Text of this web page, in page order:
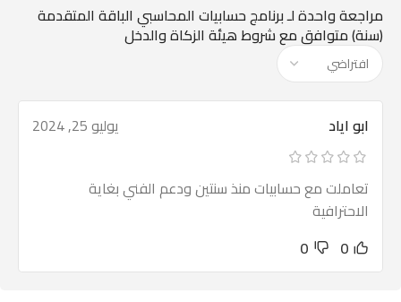
مراجعة واحدة لـبرنامج حسابيات المحاسبي الباقة المتقدمة
(سنة) متوافق مع شروط هيئة الزكاة والدخل
ابو اياد يوليو 25, 2024
تعاملت مع حسابيات منذ سنتين ودعم الفني بغاية
الاحترافية
0
0